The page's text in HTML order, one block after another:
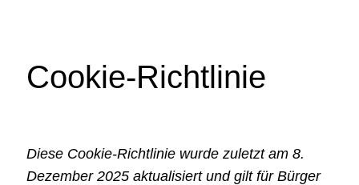
Cookie-Richtlinie
Diese Cookie-Richtlinie wurde zuletzt am 8.
Dezember 2025 aktualisiert und gilt für Bürger